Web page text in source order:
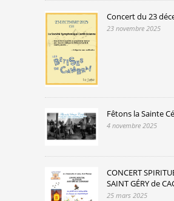
Concert du 23
23 novembre 2025
Fêtons la Sainte
4 novembre 2025
CONCERT
SAINT GÉRY de
25 mars 2025